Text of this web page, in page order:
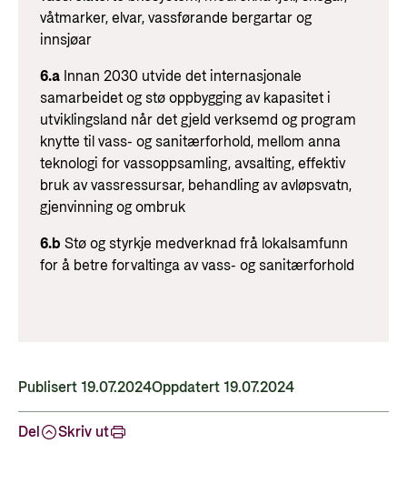
våtmarker, elvar, vassførande bergartar og
innsjøar
6.a Innan 2030 utvide det internasjonale
samarbeidet og stø oppbygging av kapasitet i
utviklingsland når det gjeld verksemd og program
knytte til vass- og sanitærforhold, mellom anna
teknologi for vassoppsamling, avsalting, effektiv
bruk av vassressursar, behandling av avløpsvatn,
gjenvinning og ombruk
6.b Stø og styrkje medverknad frå lokalsamfunn
for å betre forvaltinga av vass- og sanitærforhold
Publisert 19.07.2024Oppdatert 19.07.2024
Del Skriv ut